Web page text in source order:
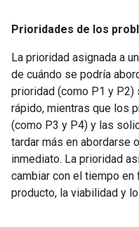
Prioridades de los
La prioridad asignada a
de cuándo se podría
prioridad (como P1 y
rápido, mientras que los
(como P3 y P4) y las
tardar más en abordarse
inmediato. La prioridad
cambiar con el tiempo
producto, la viabilidad y